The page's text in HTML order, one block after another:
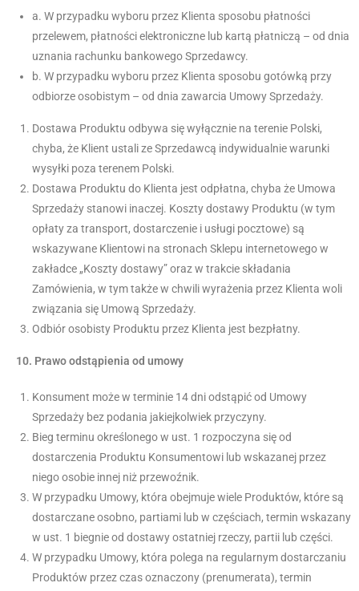
a. W przypadku wyboru przez Klienta sposobu płatności
przelewem, płatności elektroniczne lub kartą płatniczą – od dnia
uznania rachunku bankowego Sprzedawcy.
b. W przypadku wyboru przez Klienta sposobu gotówką przy
odbiorze osobistym – od dnia zawarcia Umowy Sprzedaży.
Dostawa Produktu odbywa się wyłącznie na terenie Polski,
chyba, że Klient ustali ze Sprzedawcą indywidualnie warunki
wysyłki poza terenem Polski.
Dostawa Produktu do Klienta jest odpłatna, chyba że Umowa
Sprzedaży stanowi inaczej. Koszty dostawy Produktu (w tym
opłaty za transport, dostarczenie i usługi pocztowe) są
wskazywane Klientowi na stronach Sklepu internetowego w
zakładce „Koszty dostawy” oraz w trakcie składania
Zamówienia, w tym także w chwili wyrażenia przez Klienta woli
związania się Umową Sprzedaży.
Odbiór osobisty Produktu przez Klienta jest bezpłatny.
10. Prawo odstąpienia od umowy
Konsument może w terminie 14 dni odstąpić od Umowy
Sprzedaży bez podania jakiejkolwiek przyczyny.
Bieg terminu określonego w ust. 1 rozpoczyna się od
dostarczenia Produktu Konsumentowi lub wskazanej przez
niego osobie innej niż przewoźnik.
W przypadku Umowy, która obejmuje wiele Produktów, które są
dostarczane osobno, partiami lub w częściach, termin wskazany
w ust. 1 biegnie od dostawy ostatniej rzeczy, partii lub części.
W przypadku Umowy, która polega na regularnym dostarczaniu
Produktów przez czas oznaczony (prenumerata), termin